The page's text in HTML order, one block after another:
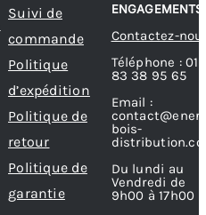
Suivi de
commande
Politique
d’expédition
Politique de
retour
Politique de
garantie
ENGAGEMENTS
Contactez-
Téléphone : 01
83 38 95 65
Email :
bois-
Du lundi au
Vendredi de
9h00 à 17h00